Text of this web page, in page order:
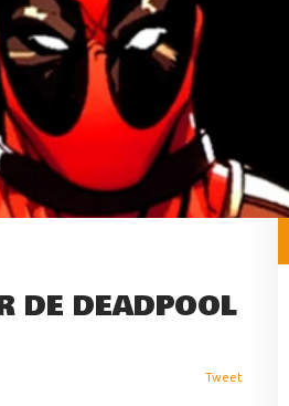
DE DEADPOOL
Tweet